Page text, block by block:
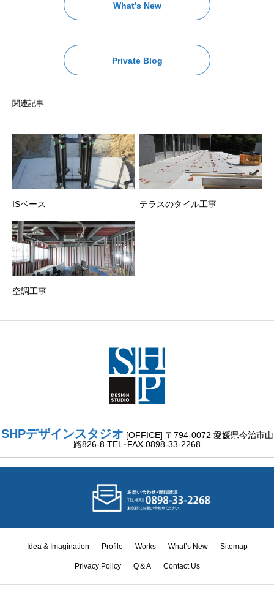
What’s New
Private Blog
関連記事
ISベース テラスのタイル工事
空調工事
SHPデザインスタジオ [OFFICE] 〒794-0072 愛媛県今治市山
路826-8 TEL･FAX 0898-33-2268
Idea & Imagination Profile Works What’s New Sitemap
Privacy Policy Q＆A Contact Us